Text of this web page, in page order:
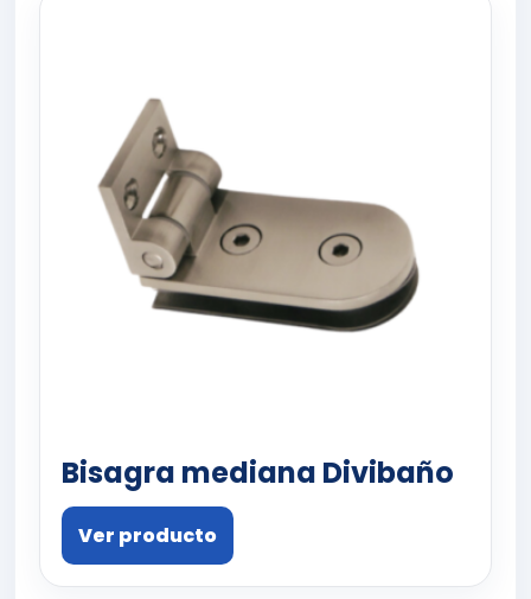
Bisagra mediana Divibaño
Ver producto